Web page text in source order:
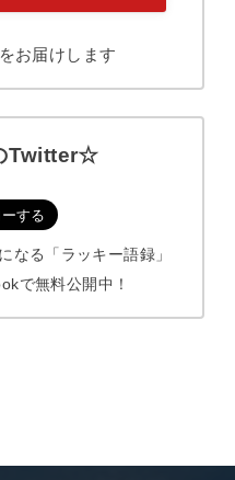
お届けします
Twitter☆
なる「ラッキー語録」
で無料公開中！